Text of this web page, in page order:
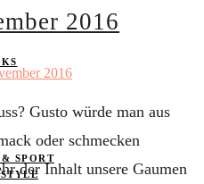
SPORT
2016
Gusto würde man aus
oder schmecken
der Inhalt unsere Gaumen